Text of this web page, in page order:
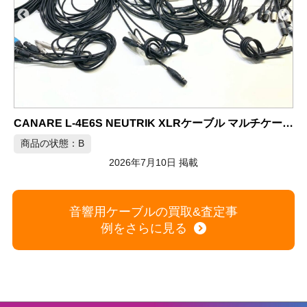
CANARE L-4E6S NEUTRIK XLRケーブル マルチケーブル CANARE L-4E6S XLRケーブル マイクケーブル 大量セット
商品の状態：B
2026年7月10日 掲載
音響用ケーブルの買取&査定事
例をさらに見る